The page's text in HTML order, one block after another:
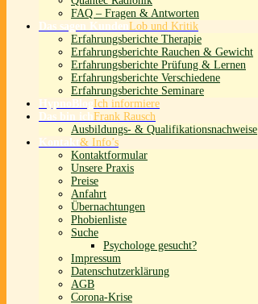
FAQ – Fragen & Antworten
Das sagen KundenLob und Kritik
Erfahrungsberichte Therapie
Erfahrungsberichte Rauchen & Gewicht
Erfahrungsberichte Prüfung & Lernen
Erfahrungsberichte Verschiedene
Erfahrungsberichte Seminare
HypnoBlogIch informiere
Das bin ichFrank Rausch
Ausbildungs- & Qualifikationsnachweise
Kontakt& Info’s
Kontaktformular
Unsere Praxis
Preise
Anfahrt
Übernachtungen
Phobienliste
Suche
Psychologe gesucht?
Impressum
Datenschutzerklärung
AGB
Corona-Krise